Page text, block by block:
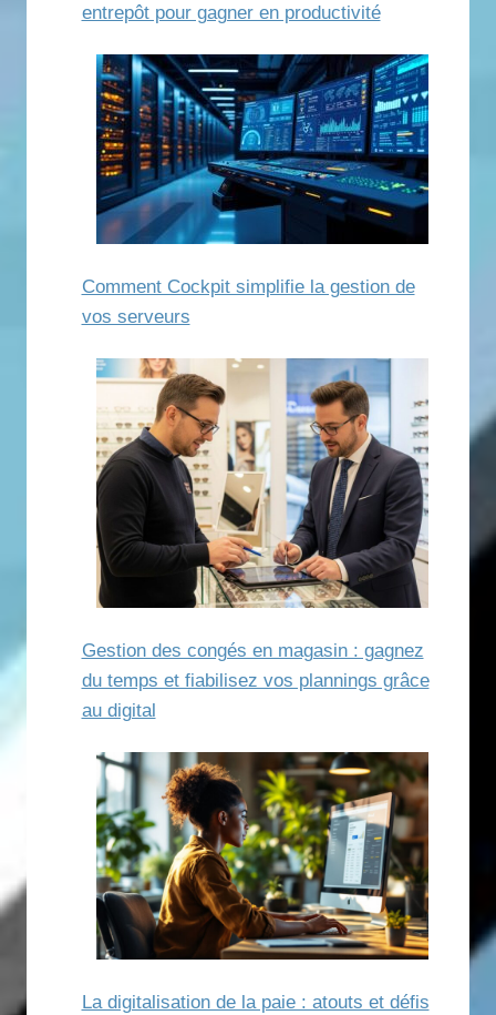
entrepôt pour gagner en productivité
Comment Cockpit simplifie la gestion de
vos serveurs
Gestion des congés en magasin : gagnez
du temps et fiabilisez vos plannings grâce
au digital
La digitalisation de la paie : atouts et défis